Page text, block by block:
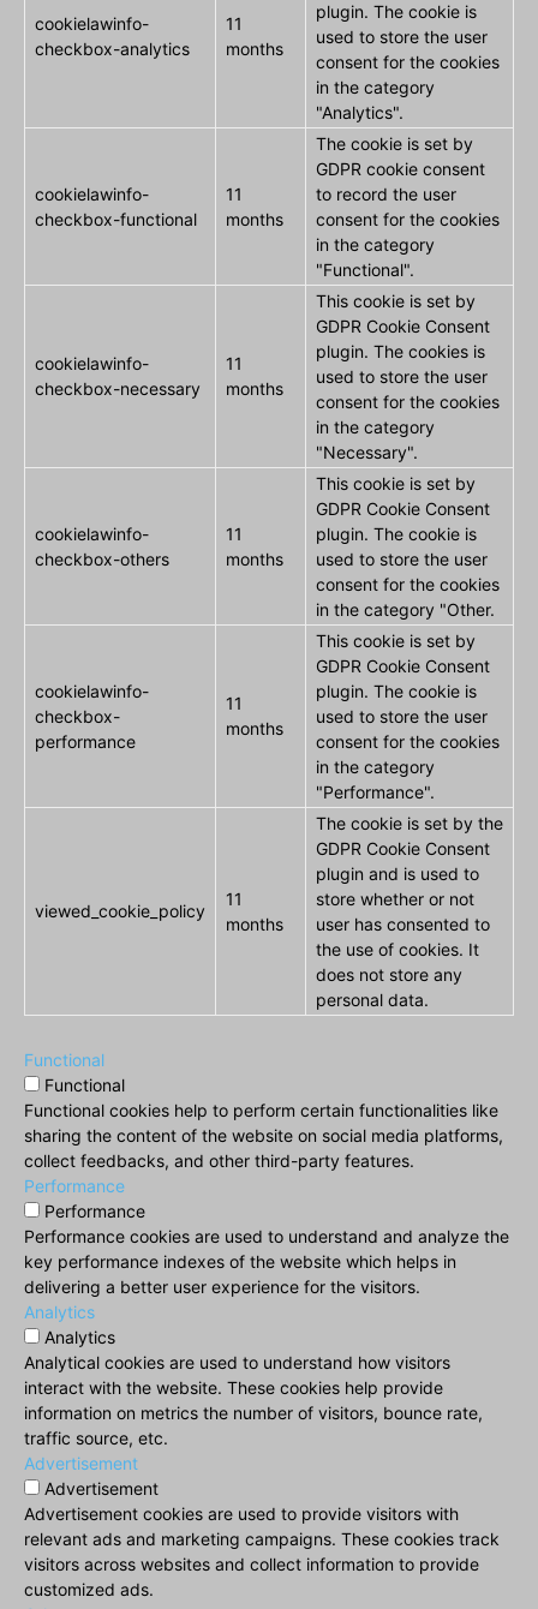
cookielawinfo-
checkbox-analytics
11
months
plugin. The cookie is
used to store the user
consent for the cookies
in the category
"Analytics".
cookielawinfo-
checkbox-functional
11
months
The cookie is set by
GDPR cookie consent
to record the user
consent for the cookies
in the category
"Functional".
cookielawinfo-
checkbox-necessary
11
months
This cookie is set by
GDPR Cookie Consent
plugin. The cookies is
used to store the user
consent for the cookies
in the category
"Necessary".
cookielawinfo-
checkbox-others
11
months
This cookie is set by
GDPR Cookie Consent
plugin. The cookie is
used to store the user
consent for the cookies
in the category "Other.
cookielawinfo-
checkbox-
performance
11
months
This cookie is set by
GDPR Cookie Consent
plugin. The cookie is
used to store the user
consent for the cookies
in the category
"Performance".
viewed_cookie_policy
11
months
The cookie is set by the
GDPR Cookie Consent
plugin and is used to
store whether or not
user has consented to
the use of cookies. It
does not store any
personal data.
Functional
Functional
Functional cookies help to perform certain functionalities like
sharing the content of the website on social media platforms,
collect feedbacks, and other third-party features.
Performance
Performance
Performance cookies are used to understand and analyze the
key performance indexes of the website which helps in
delivering a better user experience for the visitors.
Analytics
Analytics
Analytical cookies are used to understand how visitors
interact with the website. These cookies help provide
information on metrics the number of visitors, bounce rate,
traffic source, etc.
Advertisement
Advertisement
Advertisement cookies are used to provide visitors with
relevant ads and marketing campaigns. These cookies track
visitors across websites and collect information to provide
customized ads.